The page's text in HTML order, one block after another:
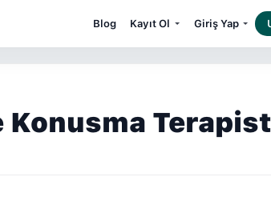
Blog Kayıt Ol Giriş Yap
Konusma